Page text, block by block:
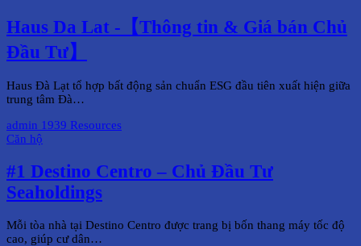
Haus Da Lat -【Thông tin & Giá bán Chủ
Đầu Tư】
Haus Đà Lạt tổ hợp bất động sản chuẩn ESG đầu tiên xuất hiện giữa
trung tâm Đà…
admin 1939 Resources
Căn hộ
#1 Destino Centro – Chủ Đầu Tư
Seaholdings
Mỗi tòa nhà tại Destino Centro được trang bị bốn thang máy tốc độ
cao, giúp cư dân…